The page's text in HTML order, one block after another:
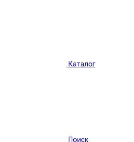
Каталог
Поиск